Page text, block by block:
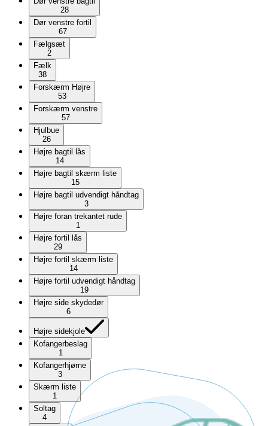
28
Dør venstre fortil
67
Fælgsæt
2
Fælk
38
Forskærm Højre
53
Forskærm venstre
57
Hjulbue
26
Højre bagtil lås
14
Højre bagtil skærm liste
15
Højre bagtil udvendigt håndtag
3
Højre foran trekantet rude
1
Højre fortil lås
29
Højre fortil skærm liste
14
Højre fortil udvendigt håndtag
19
Højre side skydedør
6
Højre sidekjole
Kofangerbeslag
1
Kofangerhjørne
3
Skærm liste
1
Soltag
4